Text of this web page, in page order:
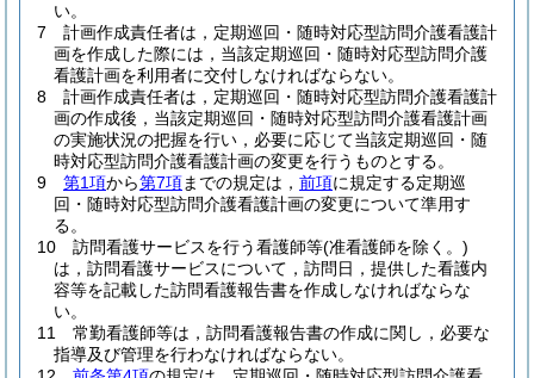
い。
7
計画作成責任者は，定期巡回・随時対応型訪問介護看護計
画を作成した際には，当該定期巡回・随時対応型訪問介護
看護計画を利用者に交付しなければならない。
8
計画作成責任者は，定期巡回・随時対応型訪問介護看護計
画の作成後，当該定期巡回・随時対応型訪問介護看護計画
の実施状況の把握を行い，必要に応じて当該定期巡回・随
時対応型訪問介護看護計画の変更を行うものとする。
9
第1項から第7項までの規定は， 前項に規定する定期巡
回・随時対応型訪問介護看護計画の変更について準用す
る。
10
訪問看護サービスを行う看護師等(准看護師を除く。)
は，訪問看護サービスについて，訪問日，提供した看護内
容等を記載した訪問看護報告書を作成しなければならな
い。
11
常勤看護師等は，訪問看護報告書の作成に関し，必要な
指導及び管理を行わなければならない。